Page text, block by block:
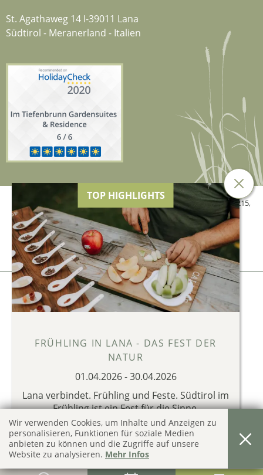
Wir verwenden Cookies, um Inhalte und Anzeigen zu
personalisieren, Funktionen für soziale Medien
anbieten zu können und die Zugriffe auf unsere
Website zu analysieren. Mehr Infos
St. Agathaweg 14 I-39011 Lana
Südtirol - Meranerland - Italien
© 2026 Hotel Tiefenbrunn der Genetti Doris, MwSt.-Nr. 02634840215,
CIN: IT021041A13XFXM5JR
Impressum
Privacy & Cookies
produced by
TOP HIGHLIGHTS
FRÜHLING IN LANA - DAS FEST DER
NATUR
01.04.2026-30.04.2026
Lana verbindet. Frühling und Feste. Südtirol im
Frühling ist ein Fest für die Sinne.
FRÜHLINGS ANGEBOTE IN LANA 2026